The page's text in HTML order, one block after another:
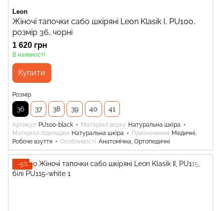
Leon
Жіночі тапочки сабо шкіряні Leon Klasik I, PU100,
розмір 36, чорні
1 620 грн
В наявності
Купити
Розмір
36 37 38 39 40 41
Артикул PU100-black Матеріал верху Натуральна шкіра
Матеріал підкладки Натуральна шкіра Призначення Медичні,
Робоче взуття
Особливості Анатомічна, Ортопедичні
−5%